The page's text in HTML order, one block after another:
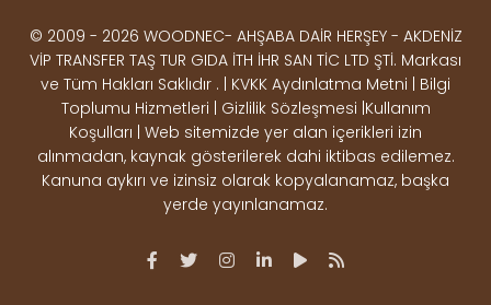
Çeşitlerimiz
Çeşitlerimiz
Kereste
Çeşitlerimiz
Ahşap
Pergole
Ürünler
Deck Montaj
Ahşap
Dekorasyon
OSB,
BİZE ULAŞIN
Altınkale mah Osmangazi cad. no 355 Döşemealtı
Antalya
ÇALIŞMA SAATLERİ
Hafta içi : Haftaiçi 09:00 - 18:00
Hafta sonu : Cumartesi 10:00 - 15:00
İLETİŞİM
© 2009 - 2026 WOODNEC- AHŞABA DAİR HERŞEY - AKDENİZ
VİP TRANSFER TAŞ TUR GIDA İTH İHR SAN TİC LTD ŞTİ. Markası
ve Tüm Hakları Saklıdır . | KVKK Aydınlatma Metni | Bilgi
Toplumu Hizmetleri | Gizlilik Sözleşmesi |Kullanım
Koşulları | Web sitemizde yer alan içerikleri izin
alınmadan, kaynak gösterilerek dahi iktibas edilemez.
Kanuna aykırı ve izinsiz olarak kopyalanamaz, başka
yerde yayınlanamaz.